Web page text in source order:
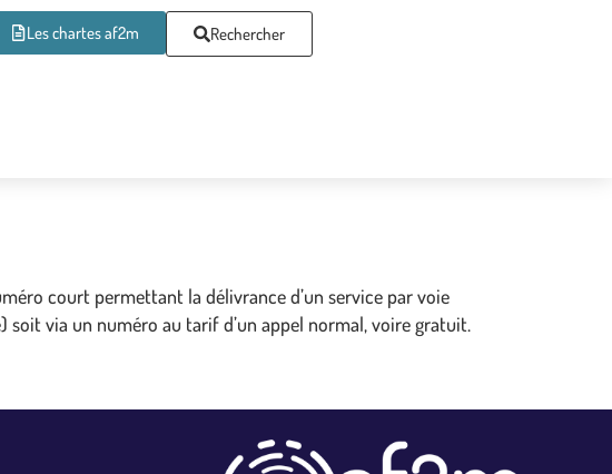
Les chartes af2m Rechercher
court permettant la délivrance d’un service par voie
soit via un numéro au tarif d’un appel normal, voire gratuit.